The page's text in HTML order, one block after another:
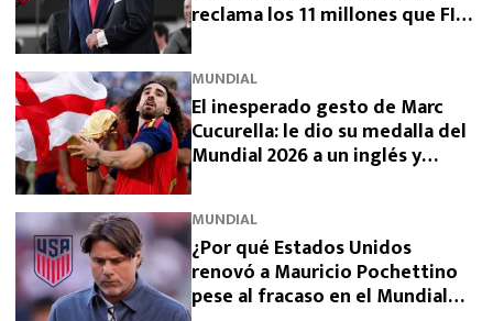
reclama los 11 millones que FIFA
MUNDIAL
El inesperado gesto de Marc
Cucurella: le dio su medalla del
Mundial 2026 a un inglés y
MUNDIAL
¿Por qué Estados Unidos
renovó a Mauricio Pochettino
pese al fracaso en el Mundial